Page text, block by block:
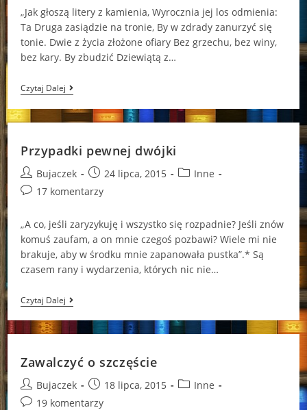
„Jak głoszą litery z kamienia, Wyrocznia jej los odmienia:
Ta Druga zasiądzie na tronie, By w zdrady zanurzyć się
tonie. Dwie z życia złożone ofiary Bez grzechu, bez winy,
bez kary. By zbudzić Dziewiątą z…
Czytaj DalejUważaj,
Wampiry
Gryzą
Przypadki pewnej dwójki
Post
author:
Bujaczek
Post
published:
24 lipca, 2015
PostInne
Post17 komentarzy
„A co, jeśli zaryzykuję i wszystko się rozpadnie? Jeśli znów
komuś zaufam, a on mnie czegoś pozbawi? Wiele mi nie
brakuje, aby w środku mnie zapanowała pustka”.* Są
czasem rany i wydarzenia, których nic nie…
Czytaj DalejPrzypadki
Pewnej
Dwójki
Zawalczyć o szczęście
Post
author:
Bujaczek
Post
published:
18 lipca, 2015
PostInne
Post19 komentarzy